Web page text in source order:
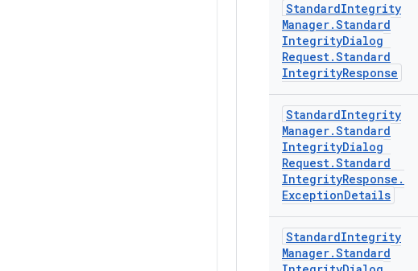
StandardIntegrity
Manager.Standard
IntegrityDialog
Request.Standard
IntegrityResponse
StandardIntegrity
Manager.Standard
IntegrityDialog
Request.Standard
IntegrityResponse .
ExceptionDetails
StandardIntegrity
Manager.Standard